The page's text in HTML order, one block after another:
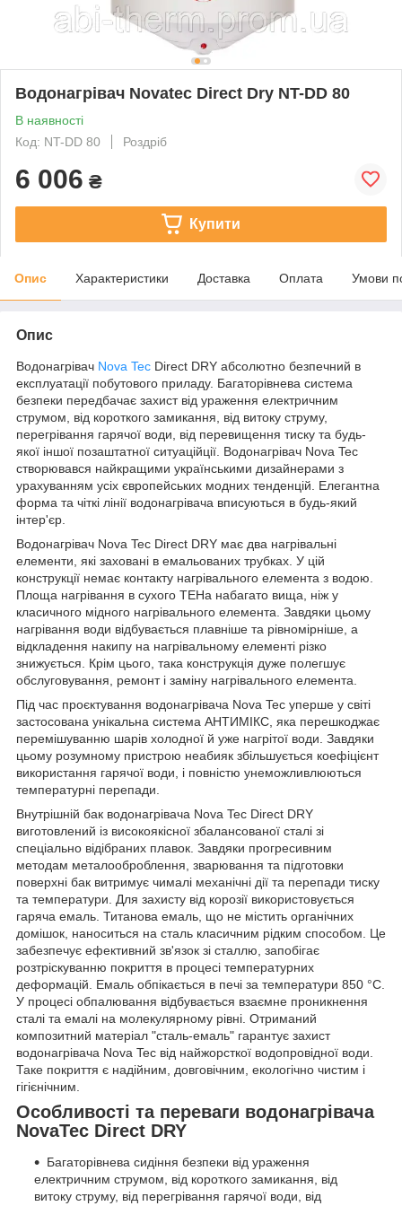
Водонагрівач Novatec Direct Dry NT-DD 80
В наявності
Код: NT-DD 80
Роздріб
6 006 ₴
Купити
Опис Характеристики Доставка Оплата Умови
Опис
Водонагрівач Nova Tec Direct DRY абсолютно безпечний в
експлуатації побутового приладу. Багаторівнева система
безпеки передбачає захист від ураження електричним
струмом, від короткого замикання, від витоку струму,
перегрівання гарячої води, від перевищення тиску та будь-
якої іншої позаштатної ситуаційції. Водонагрівач Nova Tec
створювався найкращими українськими дизайнерами з
урахуванням усіх європейських модних тенденцій. Елегантна
форма та чіткі лінії водонагрівача вписуються в будь-який
інтер'єр.
Водонагрівач Nova Tec Direct DRY має два нагрівальні
елементи, які заховані в емальованих трубках. У цій
конструкції немає контакту нагрівального елемента з водою.
Площа нагрівання в сухого ТЕНа набагато вища, ніж у
класичного мідного нагрівального елемента. Завдяки цьому
нагрівання води відбувається плавніше та рівномірніше, а
відкладення накипу на нагрівальному елементі різко
знижується. Крім цього, така конструкція дуже полегшує
обслуговування, ремонт і заміну нагрівального елемента.
Під час проєктування водонагрівача Nova Tec уперше у світі
застосована унікальна система АНТИМІКС, яка перешкоджає
перемішуванню шарів холодної й уже нагрітої води. Завдяки
цьому розумному пристрою неабияк збільшується коефіцієнт
використання гарячої води, і повністю унеможливлюються
температурні перепади.
Внутрішній бак водонагрівача Nova Tec Direct DRY
виготовлений із високоякісної збалансованої сталі зі
спеціально відібраних плавок. Завдяки прогресивним
методам металооброблення, зварювання та підготовки
поверхні бак витримує чималі механічні дії та перепади тиску
та температури. Для захисту від корозії використовується
гаряча емаль. Титанова емаль, що не містить органічних
домішок, наноситься на сталь класичним рідким способом. Це
забезпечує ефективний зв'язок зі сталлю, запобігає
розтріскуванню покриття в процесі температурних
деформацій. Емаль обпікається в печі за температури 850 °C.
У процесі обпалювання відбувається взаємне проникнення
сталі та емалі на молекулярному рівні. Отриманий
композитний матеріал "сталь-емаль" гарантує захист
водонагрівача Nova Tec від найжорсткої водопровідної води.
Таке покриття є надійним, довговічним, екологічно чистим і
гігієнічним.
Особливості та переваги водонагрівача
NovaTec Direct DRY
Багаторівнева сидіння безпеки від ураження
електричним струмом, від короткого замикання, від
витоку струму, від перегрівання гарячої води, від